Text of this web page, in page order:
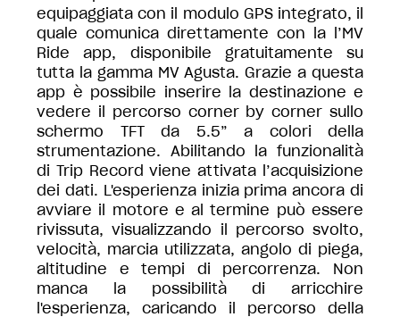
equipaggiata con il modulo GPS integrato, il
quale comunica direttamente con la l’MV
Ride app, disponibile gratuitamente su
tutta la gamma MV Agusta. Grazie a questa
app è possibile inserire la destinazione e
vedere il percorso corner by corner sullo
schermo TFT da 5.5” a colori della
strumentazione. Abilitando la funzionalità
di Trip Record viene attivata l’acquisizione
dei dati. L'esperienza inizia prima ancora di
avviare il motore e al termine può essere
rivissuta, visualizzando il percorso svolto,
velocità, marcia utilizzata, angolo di piega,
altitudine e tempi di percorrenza. Non
manca la possibilità di arricchire
l'esperienza, caricando il percorso della